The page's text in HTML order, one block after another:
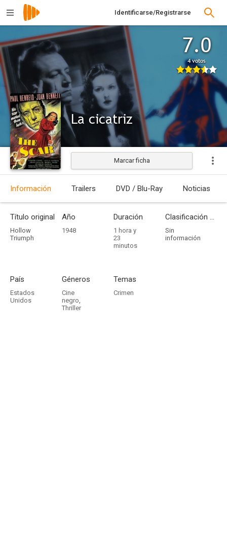
Identificarse/Registrarse
7.0
4 votos
La cicatriz
Estrenada
Marcar ficha
Información Trailers DVD / Blu-Ray Noticias
Título original
Hollow
Triumph
Año
1948
Duración
1 hora y
23
minutos
Clasificación por edades
Sin
información
País
Estados
Unidos
Géneros
Cine
negro,
Thriller
Temas
Crimen